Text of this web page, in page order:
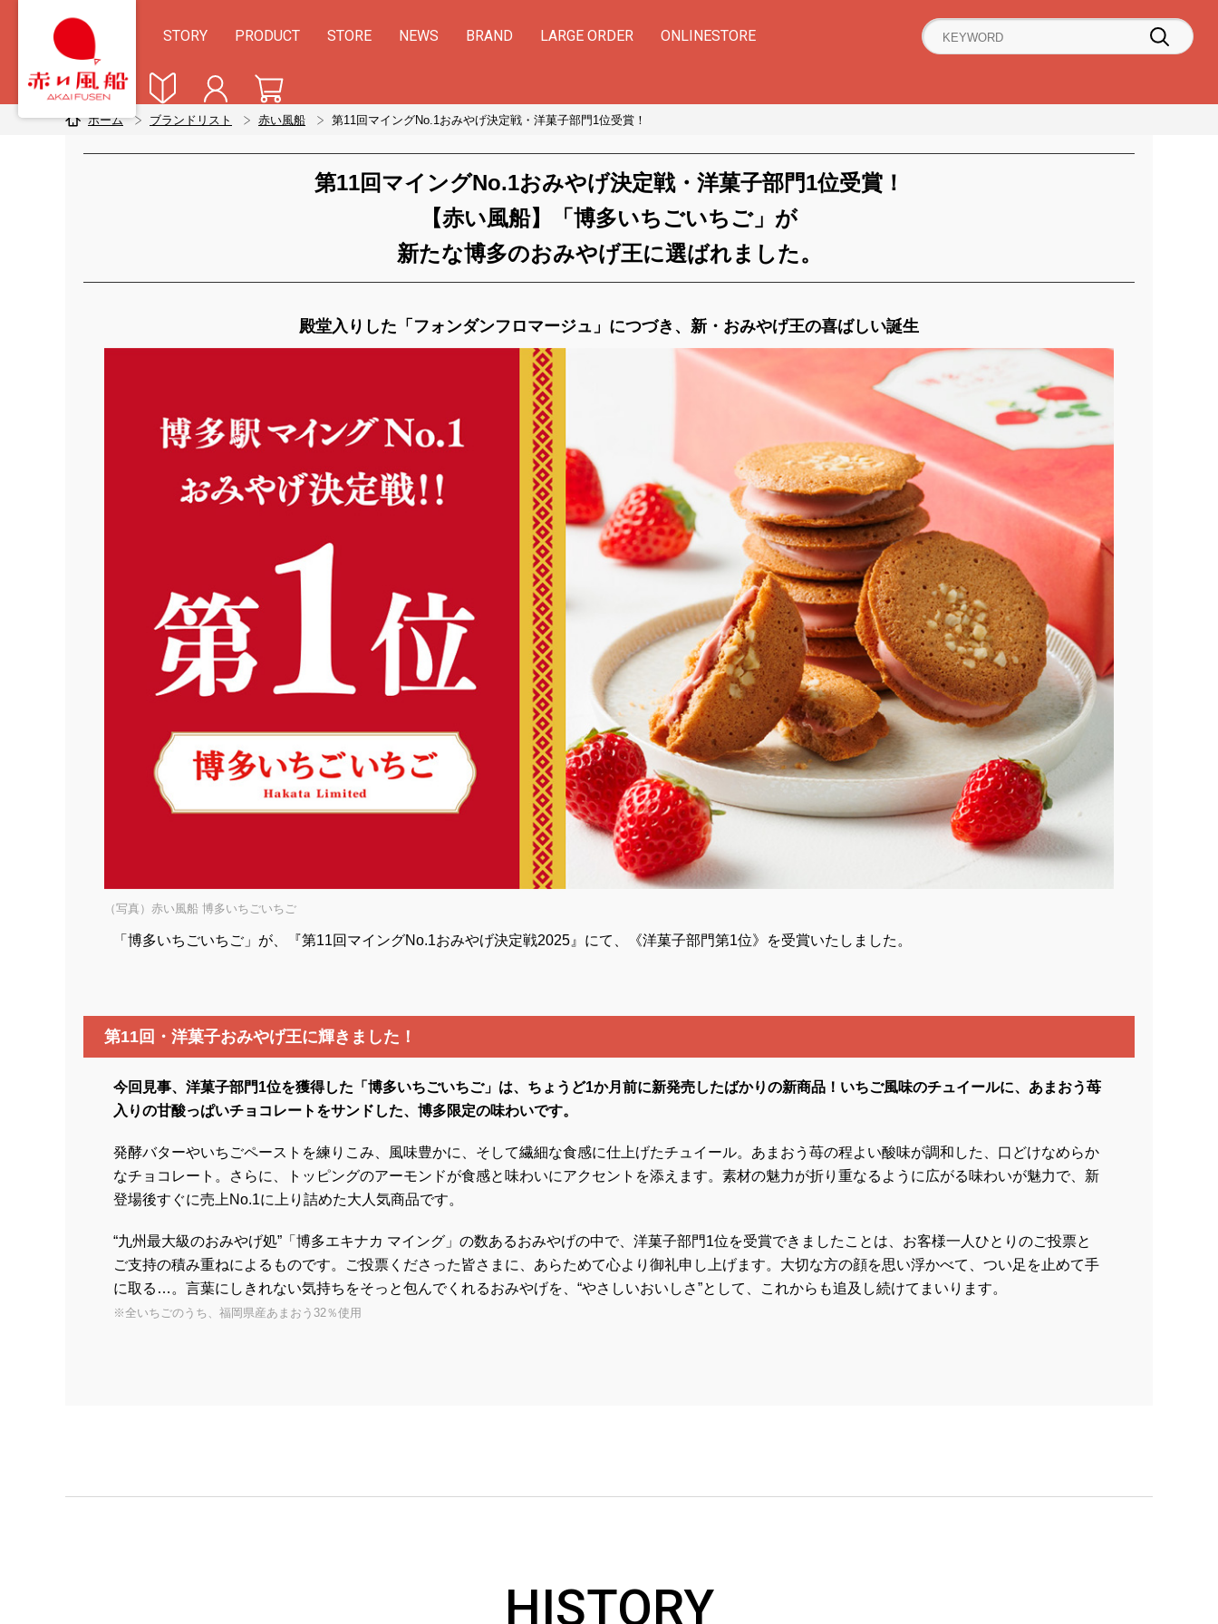
STORY PRODUCT STORE NEWS BRAND LARGE ORDER ONLINESTORE
ホーム ブランドリスト 赤い風船 第11回マイングNo.1おみやげ決定戦・洋菓子部門1位受賞！
第11回マイングNo.1おみやげ決定戦・ 洋菓子部門1位受賞！
【赤い風船】「博多いちごいちご」が
新たな博多のおみやげ王に選ばれました。
殿堂入りした 「フォンダンフロマージュ」につづき、 新・おみやげ王の喜ばしい誕生
（写真）赤い風船 博多いちごいちご
「博多いちごいちご」が、『第11回マイングNo.1おみやげ決定戦2025』にて、《洋菓子部門第1位》を受賞いたしました。
第11回・洋菓子おみやげ王に輝きました！
今回見事、洋菓子部門1位を獲得した「博多いちごいちご」は、ちょうど1か月前に新発売したばかりの新商品！いちご風味のチュイールに、あまおう苺
入りの甘酸っぱいチョコレートをサンドした、博多限定の味わいです。
発酵バターやいちごペーストを練りこみ、風味豊かに、そして繊細な食感に仕上げたチュイール。あまおう苺の程よい酸味が調和した、口どけなめらか
なチョコレート。さらに、トッピングのアーモンドが食感と味わいにアクセントを添えます。素材の魅力が折り重なるように広がる味わいが魅力で、新
登場後すぐに売上No.1に上り詰めた大人気商品です。
“九州最大級のおみやげ処”「博多エキナカ マイング」の数あるおみやげの中で、洋菓子部門1位を受賞できましたことは、お客様一人ひとりのご投票と
ご支持の積み重ねによるものです。ご投票くださった皆さまに、あらためて心より御礼申し上げます。大切な方の顔を思い浮かべて、つい足を止めて手
に取る…。言葉にしきれない気持ちをそっと包んでくれるおみやげを、“やさしいおいしさ”として、これからも追及し続けてまいります。
※全いちごのうち、福岡県産あまおう32％使用
HISTORY